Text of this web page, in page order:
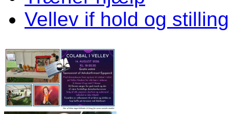
Vellev if hold og